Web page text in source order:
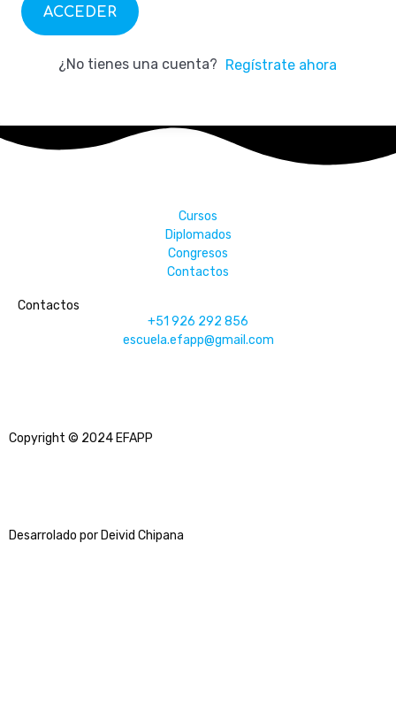
ACCEDER
¿No tienes una cuenta? Regístrate ahora
Cursos
Diplomados
Congresos
Contactos
Contactos
+51 926 292 856
escuela.efapp@gmail.com
Copyright © 2024 EFAPP
Desarrolado por Deivid Chipana